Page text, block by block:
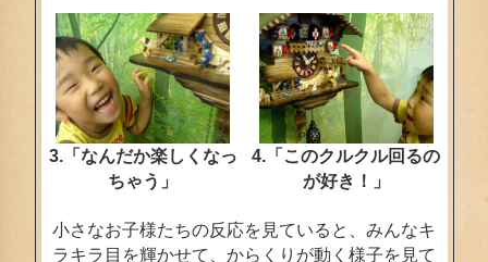
3.「なんだか楽しくなっ
ちゃう」
4.「このクルクル回るの
が好き！」
小さなお子様たちの反応を見ていると、みんなキ
ラキラ目を輝かせて、からくりが動く様子を見て